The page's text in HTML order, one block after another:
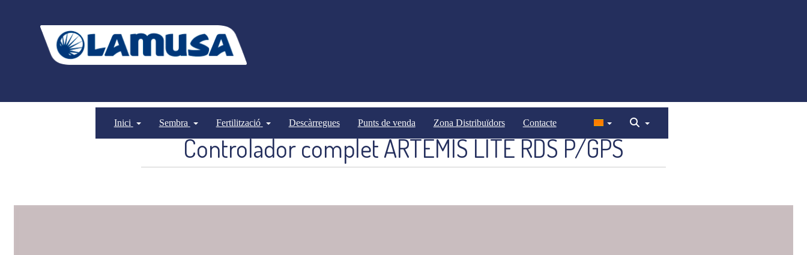
Inici Sembra Fertilització Descàrregues Punts de venda Zona Distribuïdors Contacte
Equipaments Opcionals Equipaments Opcionals Neumàtiques
Controlador complet ARTEMIS LITE RDS P/GPS